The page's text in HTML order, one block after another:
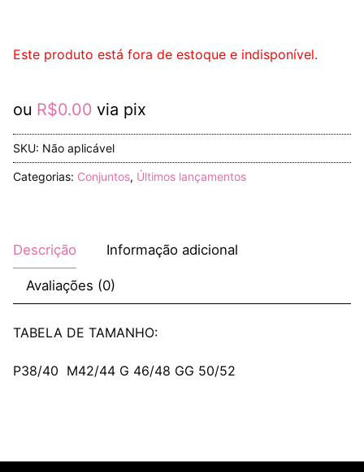
Este produto está fora de estoque e indisponível.
ou R$0.00 via pix
SKU: Não aplicável
Categorias: Conjuntos, Últimos lançamentos
Descrição Informação adicional
Avaliações (0)
TABELA DE TAMANHO:
P38/40 M42/44 G 46/48 GG 50/52